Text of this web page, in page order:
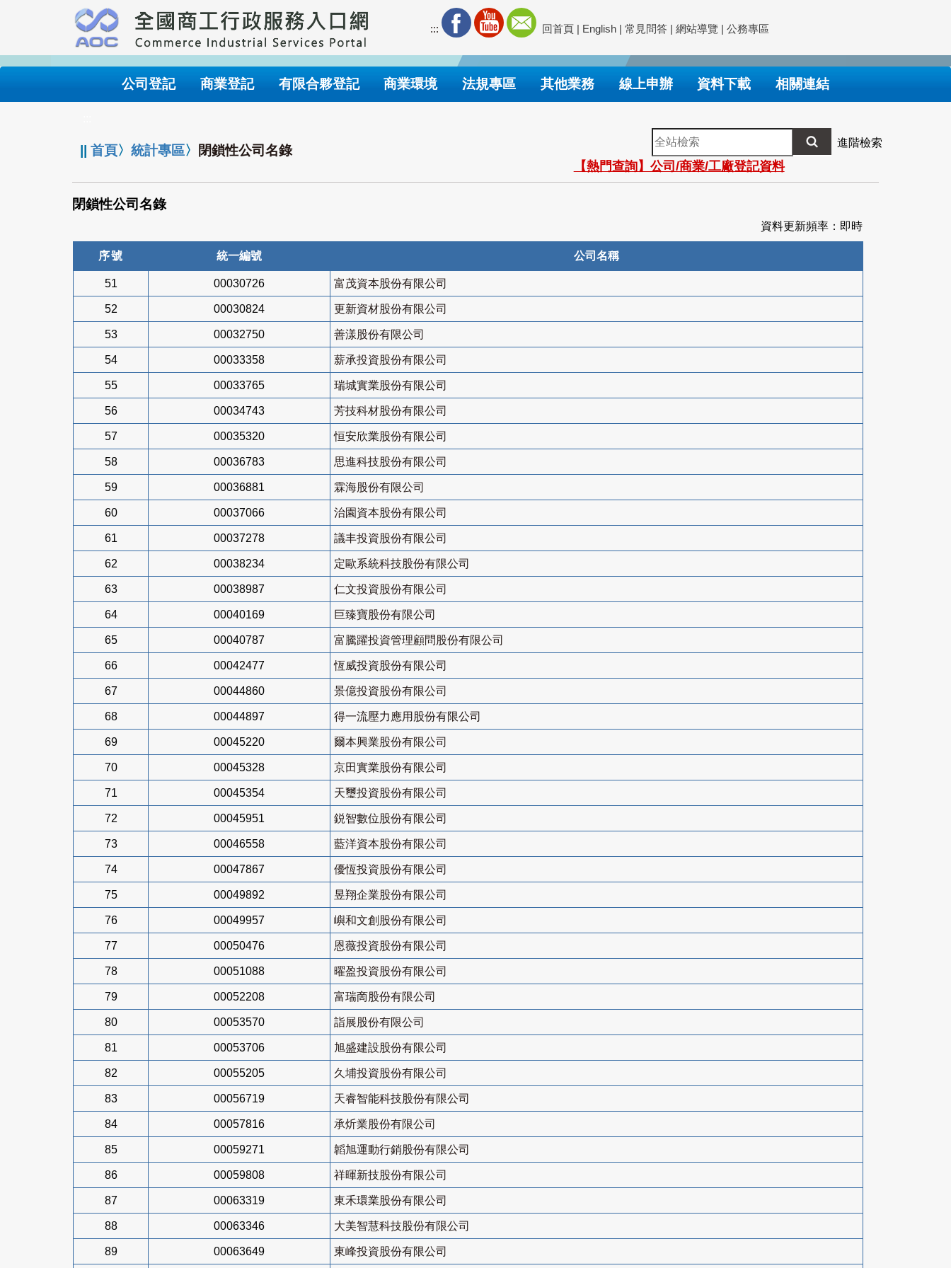
要
內
::: 回首頁 | English | 常見問答 | 網站導覽 | 公務專區
公司登記 商業登記 有限合夥登記 商業環境 法規專區 其他業務 線上申辦 資料下載 相關連結
||首頁〉統計專區〉 閉鎖性公司名錄
全
站
檢
索
進階檢索
【熱門查詢】公司/商業/工廠登記資料
閉鎖性公司名錄
資料更新頻率：即時
序號 統一編號 公司名稱
51 00030726 富茂資本股份有限公司
52 00030824 更新資材股份有限公司
53 00032750 善漾股份有限公司
54 00033358 薪承投資股份有限公司
55 00033765 瑞城實業股份有限公司
56 00034743 芳技科材股份有限公司
57 00035320 恒安欣業股份有限公司
58 00036783 思進科技股份有限公司
59 00036881 霖海股份有限公司
60 00037066 治園資本股份有限公司
61 00037278 議丰投資股份有限公司
62 00038234 定歐系統科技股份有限公司
63 00038987 仁文投資股份有限公司
64 00040169 巨臻寶股份有限公司
65 00040787 富騰躍投資管理顧問股份有限公司
66 00042477 恆威投資股份有限公司
67 00044860 景億投資股份有限公司
68 00044897 得一流壓力應用股份有限公司
69 00045220 爾本興業股份有限公司
70 00045328 京田實業股份有限公司
71 00045354 天璽投資股份有限公司
72 00045951 鋭智數位股份有限公司
73 00046558 藍洋資本股份有限公司
74 00047867 優恆投資股份有限公司
75 00049892 昱翔企業股份有限公司
76 00049957 嶼和文創股份有限公司
77 00050476 恩薇投資股份有限公司
78 00051088 曜盈投資股份有限公司
79 00052208 富瑞啇股份有限公司
80 00053570 詣展股份有限公司
81 00053706 旭盛建設股份有限公司
82 00055205 久埔投資股份有限公司
83 00056719 天睿智能科技股份有限公司
84 00057816 承炘業股份有限公司
85 00059271 韜旭運動行銷股份有限公司
86 00059808 祥暉新技股份有限公司
87 00063319 東禾環業股份有限公司
88 00063346 大美智慧科技股份有限公司
89 00063649 東峰投資股份有限公司